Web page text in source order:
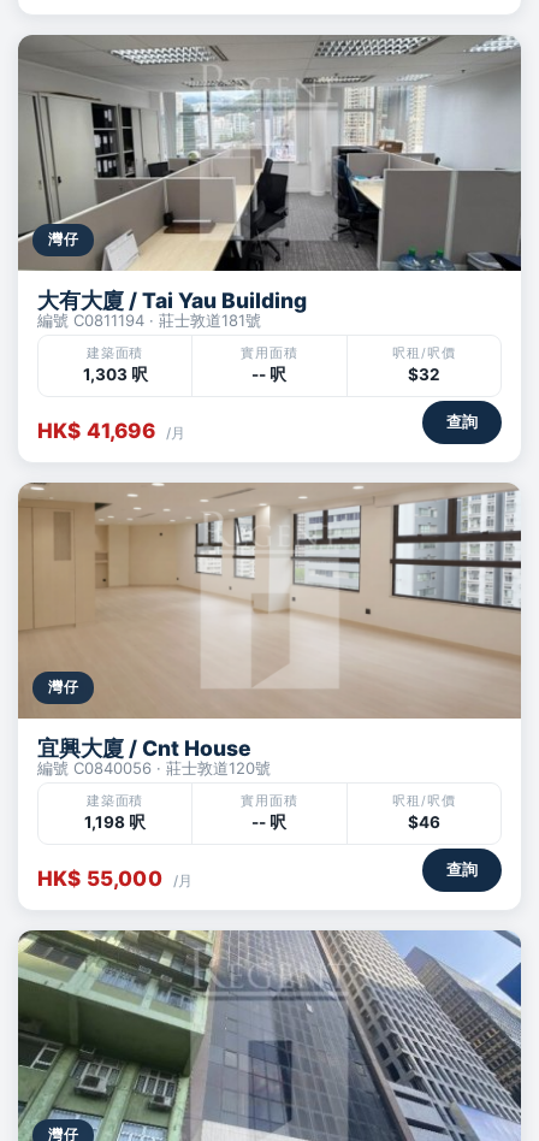
灣仔
大有大廈 / Tai Yau Building
編號 C0811194 · 莊士敦道181號
建築面積
1,303 呎
實用面積
-- 呎
呎租/呎價
$32
HK$ 41,696 /月
查詢
灣仔
宜興大廈 / Cnt House
編號 C0840056 · 莊士敦道120號
建築面積
1,198 呎
實用面積
-- 呎
呎租/呎價
$46
HK$ 55,000 /月
查詢
灣仔